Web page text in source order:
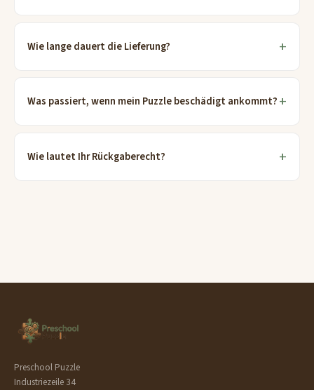
Wie lange dauert die Lieferung?
Was passiert, wenn mein Puzzle beschädigt ankommt?
Wie lautet Ihr Rückgaberecht?
Preschool Puzzle
Industriezeile 34